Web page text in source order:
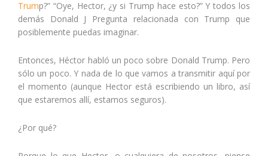
Trump?” “Oye, Hector, ¿y si Trump hace esto?” Y todos los
demás Donald J Pregunta relacionada con Trump que
posiblemente puedas imaginar.
Entonces, Héctor habló un poco sobre Donald Trump. Pero
sólo un poco. Y nada de lo que vamos a transmitir aquí por
el momento (aunque Hector está escribiendo un libro, así
que estaremos allí, estamos seguros).
¿Por qué?